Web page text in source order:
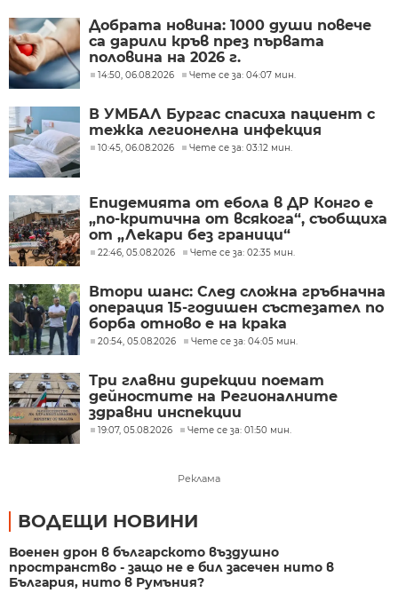
Добрата новина: 1000 души повече
са дарили кръв през първата
половина на 2026 г.
14:50, 06.08.2026 Чете се за: 04:07 мин.
В УМБАЛ Бургас спасиха пациент с
тежка легионелна инфекция
10:45, 06.08.2026 Чете се за: 03:12 мин.
Епидемията от ебола в ДР Конго е
„по-критична от всякога“, съобщиха
от „Лекари без граници“
22:46, 05.08.2026 Чете се за: 02:35 мин.
Втори шанс: След сложна гръбначна
операция 15-годишен състезател по
борба отново е на крака
20:54, 05.08.2026 Чете се за: 04:05 мин.
Три главни дирекции поемат
дейностите на Регионалните
здравни инспекции
19:07, 05.08.2026 Чете се за: 01:50 мин.
Реклама
ВОДЕЩИ НОВИНИ
Военен дрон в българското въздушно
пространство - защо не е бил засечен нито в
България, нито в Румъния?